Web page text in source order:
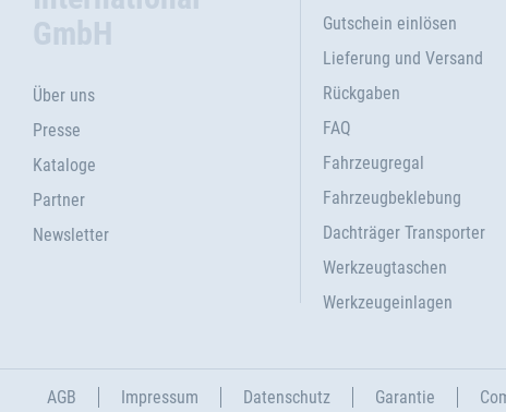
GmbH
Über uns
Presse
Kataloge
Partner
Newsletter
Gutschein einlösen
Lieferung und Versand
Rückgaben
FAQ
Fahrzeugregal
Fahrzeugbeklebung
Dachträger Transporter
Werkzeugtaschen
Werkzeugeinlagen
AGB Impressum Datenschutz Garantie